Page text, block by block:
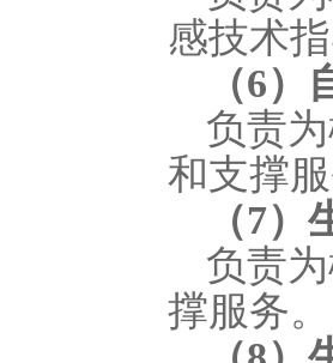
感技术
（6）
负责
和支撑
（7）
负责
撑服务。